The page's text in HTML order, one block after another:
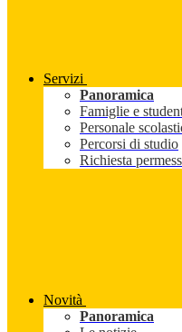
Servizi
Panoramica
Famiglie e
Personale
Percorsi di studio
Richiesta
Novità
Panoramica